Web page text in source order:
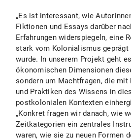
„Es ist interessant, wie
Fiktionen und Essays darüber
Erfahrungen widerspiegeln, eine
stark vom Kolonialismus geprägt
wurde. In unserem Projekt geht
ökonomischen Dimensionen
sondern um Machtfragen, die
und Praktiken des Wissens in
postkolonialen Kontexten
„Konkret fragen wir danach, wie
Zeitkategorien ein zentrales
waren, wie sie zu neuen Formen